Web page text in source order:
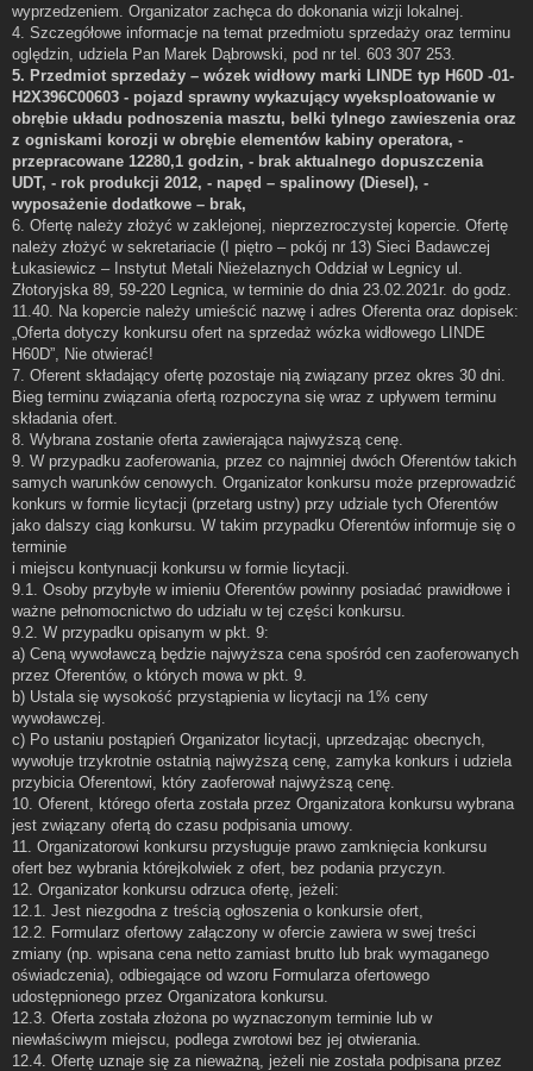
wyprzedzeniem. Organizator zachęca do dokonania wizji lokalnej.
4. Szczegółowe informacje na temat przedmiotu sprzedaży oraz terminu
oględzin, udziela Pan Marek Dąbrowski, pod nr tel. 603 307 253.
5. Przedmiot sprzedaży – wózek widłowy marki LINDE typ H60D -01-
H2X396C00603 - pojazd sprawny wykazujący wyeksploatowanie w
obrębie układu podnoszenia masztu, belki tylnego zawieszenia oraz
z ogniskami korozji w obrębie elementów kabiny operatora, -
przepracowane 12280,1 godzin, - brak aktualnego dopuszczenia
UDT, - rok produkcji 2012, - napęd – spalinowy (Diesel), -
wyposażenie dodatkowe – brak,
6. Ofertę należy złożyć w zaklejonej, nieprzezroczystej kopercie. Ofertę
należy złożyć w sekretariacie (I piętro – pokój nr 13) Sieci Badawczej
Łukasiewicz – Instytut Metali Nieżelaznych Oddział w Legnicy ul.
Złotoryjska 89, 59-220 Legnica, w terminie do dnia 23.02.2021r. do godz.
11.40. Na kopercie należy umieścić nazwę i adres Oferenta oraz dopisek:
„Oferta dotyczy konkursu ofert na sprzedaż wózka widłowego LINDE
H60D”, Nie otwierać!
7. Oferent składający ofertę pozostaje nią związany przez okres 30 dni.
Bieg terminu związania ofertą rozpoczyna się wraz z upływem terminu
składania ofert.
8. Wybrana zostanie oferta zawierająca najwyższą cenę.
9. W przypadku zaoferowania, przez co najmniej dwóch Oferentów takich
samych warunków cenowych. Organizator konkursu może przeprowadzić
konkurs w formie licytacji (przetarg ustny) przy udziale tych Oferentów
jako dalszy ciąg konkursu. W takim przypadku Oferentów informuje się o
terminie
i miejscu kontynuacji konkursu w formie licytacji.
9.1. Osoby przybyłe w imieniu Oferentów powinny posiadać prawidłowe i
ważne pełnomocnictwo do udziału w tej części konkursu.
9.2. W przypadku opisanym w pkt. 9:
a) Ceną wywoławczą będzie najwyższa cena spośród cen zaoferowanych
przez Oferentów, o których mowa w pkt. 9.
b) Ustala się wysokość przystąpienia w licytacji na 1% ceny
wywoławczej.
c) Po ustaniu postąpień Organizator licytacji, uprzedzając obecnych,
wywołuje trzykrotnie ostatnią najwyższą cenę, zamyka konkurs i udziela
przybicia Oferentowi, który zaoferował najwyższą cenę.
10. Oferent, którego oferta została przez Organizatora konkursu wybrana
jest związany ofertą do czasu podpisania umowy.
11. Organizatorowi konkursu przysługuje prawo zamknięcia konkursu
ofert bez wybrania którejkolwiek z ofert, bez podania przyczyn.
12. Organizator konkursu odrzuca ofertę, jeżeli:
12.1. Jest niezgodna z treścią ogłoszenia o konkursie ofert,
12.2. Formularz ofertowy załączony w ofercie zawiera w swej treści
zmiany (np. wpisana cena netto zamiast brutto lub brak wymaganego
oświadczenia), odbiegające od wzoru Formularza ofertowego
udostępnionego przez Organizatora konkursu.
12.3. Oferta została złożona po wyznaczonym terminie lub w
niewłaściwym miejscu, podlega zwrotowi bez jej otwierania.
12.4. Ofertę uznaje się za nieważną, jeżeli nie została podpisana przez